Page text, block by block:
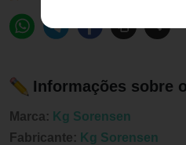
Informações sobre
Marca: Kg Sorensen
Fabricante: Kg Sorensen